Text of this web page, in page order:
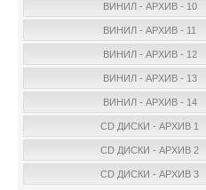
ВИНИЛ - АРХИВ - 10
ВИНИЛ - АРХИВ - 11
ВИНИЛ - АРХИВ - 12
ВИНИЛ - АРХИВ - 13
ВИНИЛ - АРХИВ - 14
CD ДИСКИ - АРХИВ 1
CD ДИСКИ - АРХИВ 2
CD ДИСКИ - АРХИВ 3